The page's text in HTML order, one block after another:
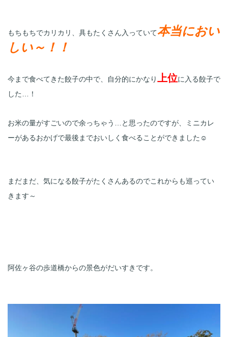
もちもちでカリカリ、具もたくさん入っていて本当におい
しい～！！
今まで食べてきた餃子の中で、自分的にかなり上位に入る餃子で
した…！
お米の量がすごいので余っちゃう…と思ったのですが、ミニカレ
ーがあるおかげで最後までおいしく食べることができました☺
まだまだ、気になる餃子がたくさんあるのでこれからも巡ってい
きます～
阿佐ヶ谷の歩道橋からの景色がだいすきです。